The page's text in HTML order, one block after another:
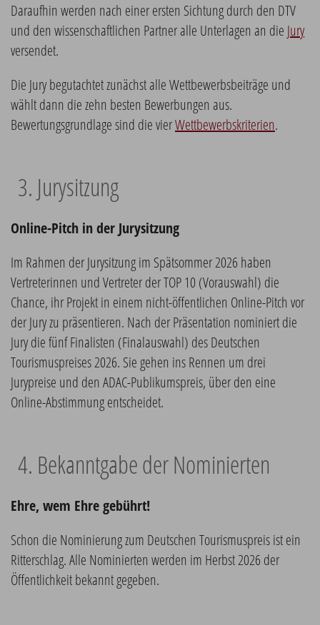
Daraufhin werden nach einer ersten Sichtung durch den DTV
und den wissenschaftlichen Partner alle Unterlagen an die Jury
versendet.
Die Jury begutachtet zunächst alle Wettbewerbsbeiträge und
wählt dann die zehn besten Bewerbungen aus.
Bewertungsgrundlage sind die vierWettbewerbskriterien.
3. Jurysitzung
Online-Pitch in der Jurysitzung
Im Rahmen der Jurysitzung im Spätsommer 2026 haben
Vertreterinnen und Vertreter der TOP 10 (Vorauswahl) die
Chance, ihr Projekt in einem nicht-öffentlichen Online-Pitch vor
der Jury zu präsentieren. Nach der Präsentation nominiert die
Jury die fünf Finalisten (Finalauswahl) des Deutschen
Tourismuspreises 2026. Sie gehen ins Rennen um drei
Jurypreise und den ADAC-Publikumspreis, über den eine
Online-Abstimmung entscheidet.
4. Bekanntgabe der Nominierten
Ehre, wem Ehre gebührt!
Schon die Nominierung zum Deutschen Tourismuspreis ist ein
Ritterschlag. Alle Nominierten werden im Herbst 2026 der
Öffentlichkeit bekannt gegeben.